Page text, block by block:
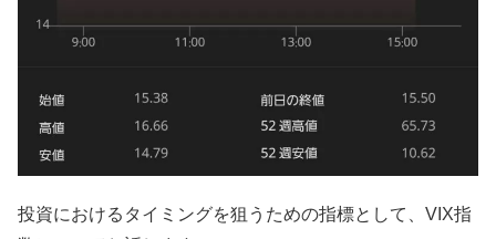
投資におけるタイミングを狙うための指標として、VIX指